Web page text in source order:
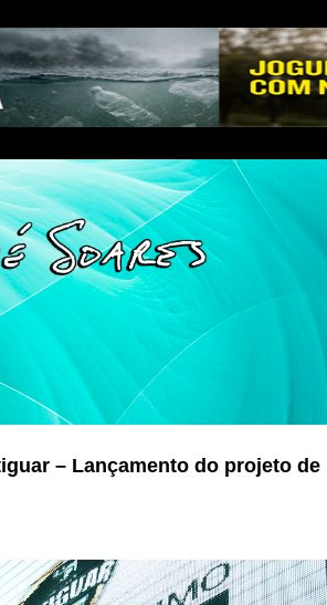
– Lançamento do projeto